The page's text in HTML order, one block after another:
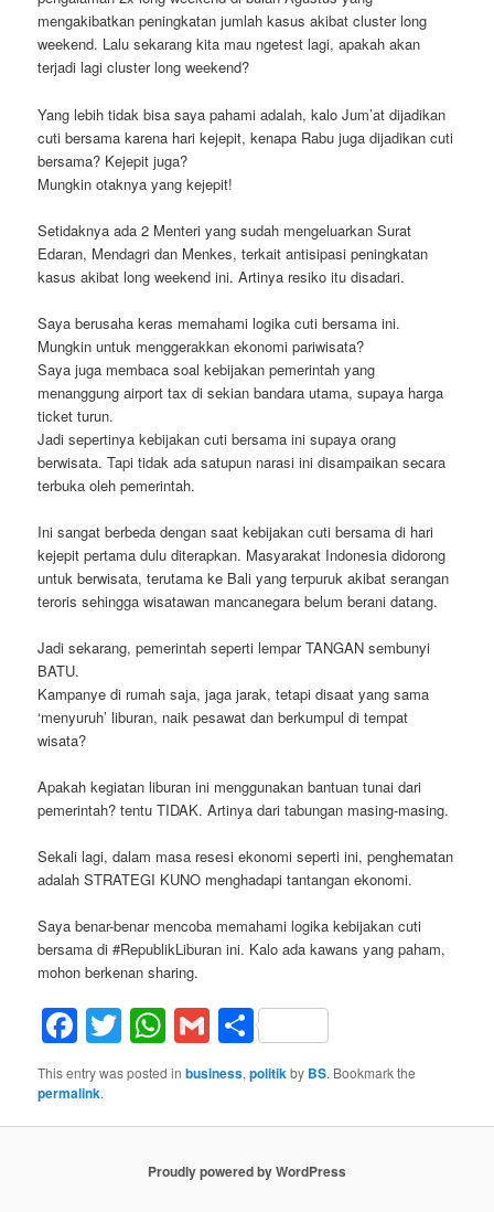
mengakibatkan peningkatan jumlah kasus akibat cluster long
weekend. Lalu sekarang kita mau ngetest lagi, apakah akan
terjadi lagi cluster long weekend?
Yang lebih tidak bisa saya pahami adalah, kalo Jum’at dijadikan
cuti bersama karena hari kejepit, kenapa Rabu juga dijadikan cuti
bersama? Kejepit juga?
Mungkin otaknya yang kejepit!
Setidaknya ada 2 Menteri yang sudah mengeluarkan Surat
Edaran, Mendagri dan Menkes, terkait antisipasi peningkatan
kasus akibat long weekend ini. Artinya resiko itu disadari.
Saya berusaha keras memahami logika cuti bersama ini.
Mungkin untuk menggerakkan ekonomi pariwisata?
Saya juga membaca soal kebijakan pemerintah yang
menanggung airport tax di sekian bandara utama, supaya harga
ticket turun.
Jadi sepertinya kebijakan cuti bersama ini supaya orang
berwisata. Tapi tidak ada satupun narasi ini disampaikan secara
terbuka oleh pemerintah.
Ini sangat berbeda dengan saat kebijakan cuti bersama di hari
kejepit pertama dulu diterapkan. Masyarakat Indonesia didorong
untuk berwisata, terutama ke Bali yang terpuruk akibat serangan
teroris sehingga wisatawan mancanegara belum berani datang.
Jadi sekarang, pemerintah seperti lempar TANGAN sembunyi
BATU.
Kampanye di rumah saja, jaga jarak, tetapi disaat yang sama
‘menyuruh’ liburan, naik pesawat dan berkumpul di tempat
wisata?
Apakah kegiatan liburan ini menggunakan bantuan tunai dari
pemerintah? tentu TIDAK. Artinya dari tabungan masing-masing.
Sekali lagi, dalam masa resesi ekonomi seperti ini, penghematan
adalah STRATEGI KUNO menghadapi tantangan ekonomi.
Saya benar-benar mencoba memahami logika kebijakan cuti
bersama di #RepublikLiburan ini. Kalo ada kawans yang paham,
mohon berkenan sharing.
Facebook
Twitter
WhatsApp
Gmail
Share
This entry was posted inbusiness,politikby BS. Bookmark the
permalink.
Proudly powered by WordPress